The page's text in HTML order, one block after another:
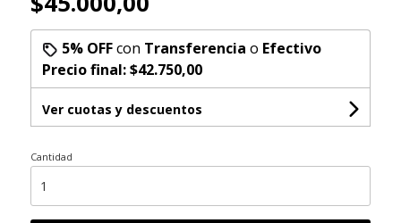
5% OFFcon Transferencia o Efectivo
Precio final:$42.750,00
Ver cuotas y descuentos
Cantidad